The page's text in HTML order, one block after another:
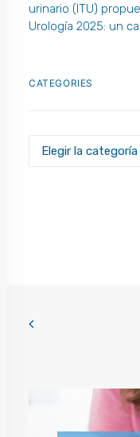
urinario (ITU)
Urología 2025: un
CATEGORIES
Categories